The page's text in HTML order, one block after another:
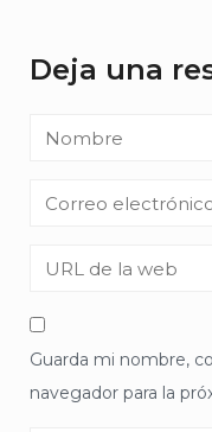
Deja una
Guarda mi nombre,
navegador para la